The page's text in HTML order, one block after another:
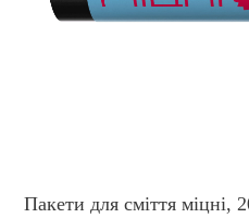
Пакети для сміття міцні,